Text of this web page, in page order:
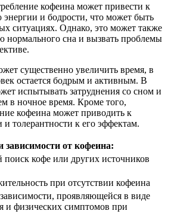
кофеина может привести к
и бодрости, что может быть
ситуациях. Однако, это может также
нормального сна и вызвать проблемы
существенно увеличить время, в
остается бодрым и активным. В
испытывать затруднения со сном и
в ночное время. Кроме того,
кофеина может приводить к
толерантности к его эффектам.
зависимости от кофеина:
кофе или других источников
при отсутствии кофеина
проявляющейся в виде
и физических симптомов при